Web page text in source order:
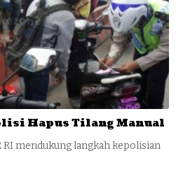
Hapus Tilang Manual
RI mendukung langkah kepolisian